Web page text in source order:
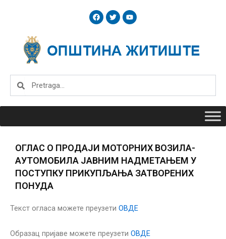
F
a
c
o
o
T
w
i
e
r
Y
o
u
b
e
Search
ОГЛАС О ПРОДАЈИ МОТОРНИХ ВОЗИЛА-
АУТОМОБИЛА ЈАВНИМ НАДМЕТАЊЕМ У
ПОСТУПКУ ПРИКУПЉАЊА ЗАТВОРЕНИХ
ПОНУДА
Текст огласа можете преузети ОВДЕ
Образац пријаве можете преузети ОВДЕ